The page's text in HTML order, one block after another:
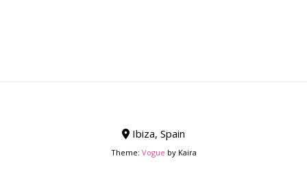
Ibiza, Spain
Theme: Vogue by Kaira